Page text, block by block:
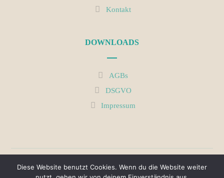
Kontakt
DOWNLOADS
AGBs
DSGVO
Impressum
Copyright © 2026 BETTINA BOGNER | COACHING | SUPERVISION |
Diese Website benutzt Cookies. Wenn du die Website weiter